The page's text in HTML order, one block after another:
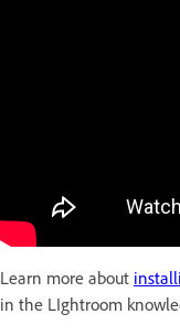
Learn more about
in the LIghtroom